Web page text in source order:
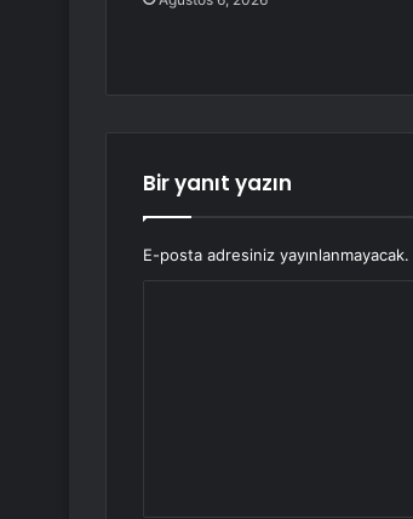
Bir yanıt yazın
E-posta adresiniz yayınlanmayacak.